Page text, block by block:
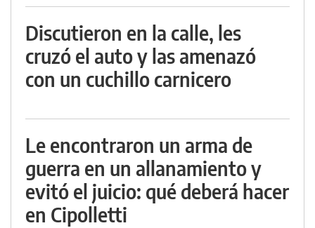
Discutieron en la calle, les
cruzó el auto y las amenazó
con un cuchillo carnicero
Le encontraron un arma de
guerra en un allanamiento y
evitó el juicio: qué deberá hacer
en Cipolletti